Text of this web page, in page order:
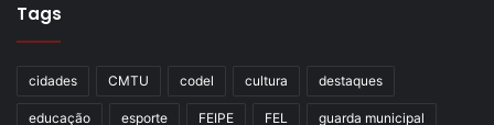
Tags
cidades CMTU codel cultura destaques
educação esporte FEIPE FEL guarda municipal